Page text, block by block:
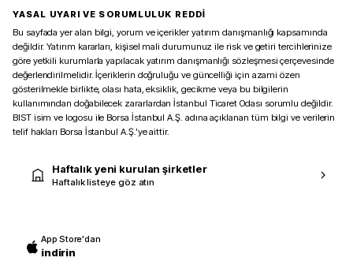
YASAL UYARI VE SORUMLULUK REDDİ
Bu sayfada yer alan bilgi, yorum ve içerikler yatırım danışmanlığı kapsamında
değildir. Yatırım kararları, kişisel mali durumunuz ile risk ve getiri tercihlerinize
göre yetkili kurumlarla yapılacak yatırım danışmanlığı sözleşmesi çerçevesinde
değerlendirilmelidir. İçeriklerin doğruluğu ve güncelliği için azami özen
gösterilmekle birlikte, olası hata, eksiklik, gecikme veya bu bilgilerin
kullanımından doğabilecek zararlardan İstanbul Ticaret Odası sorumlu değildir.
BIST isim ve logosu ile Borsa İstanbul A.Ş. adına açıklanan tüm bilgi ve verilerin
telif hakları Borsa İstanbul A.Ş.’ye aittir.
Haftalık yeni kurulan şirketler
Haftalık listeye göz atın
App Store'dan
indirin